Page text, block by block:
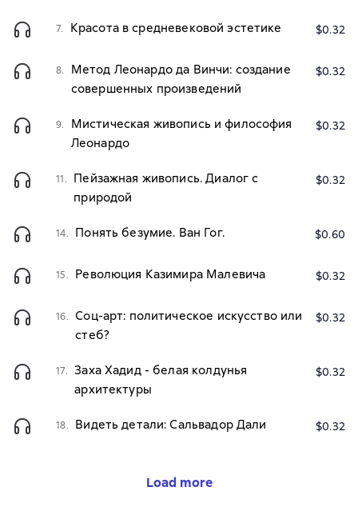
7. Красота в средневековой эстетике $0.32
8.
Метод Леонардо да Винчи: создание
совершенных произведений
$0.32
9.
Мистическая живопись и философия
Леонардо
$0.32
11.
Пейзажная живопись. Диалог с
природой
$0.32
14. Понять безумие. Ван Гог. $0.60
15. Революция Казимира Малевича $0.32
16. Соц-арт: политическое искусство или
стеб?
$0.32
17. Заха Хадид - белая колдунья
архитектуры
$0.32
18. Видеть детали: Сальвадор Дали $0.32
Load more